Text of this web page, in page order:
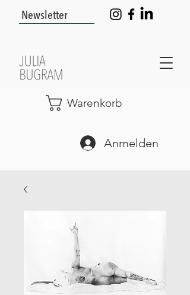
Newsletter
Warenkorb
Anmelden